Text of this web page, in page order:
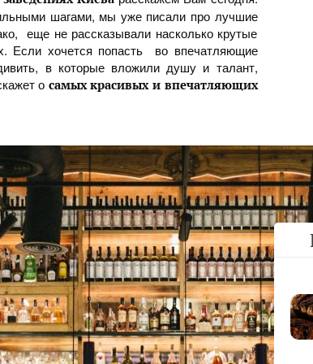
шагами, мы уже писали про лучшие
еще не рассказывали насколько крутые
Если хочется попасть во впечатляющие
в которые вложили душу и талант,
о самых красивых и впечатляющих